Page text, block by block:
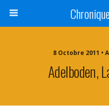
8 Octobre 2011 •
Adelboden,